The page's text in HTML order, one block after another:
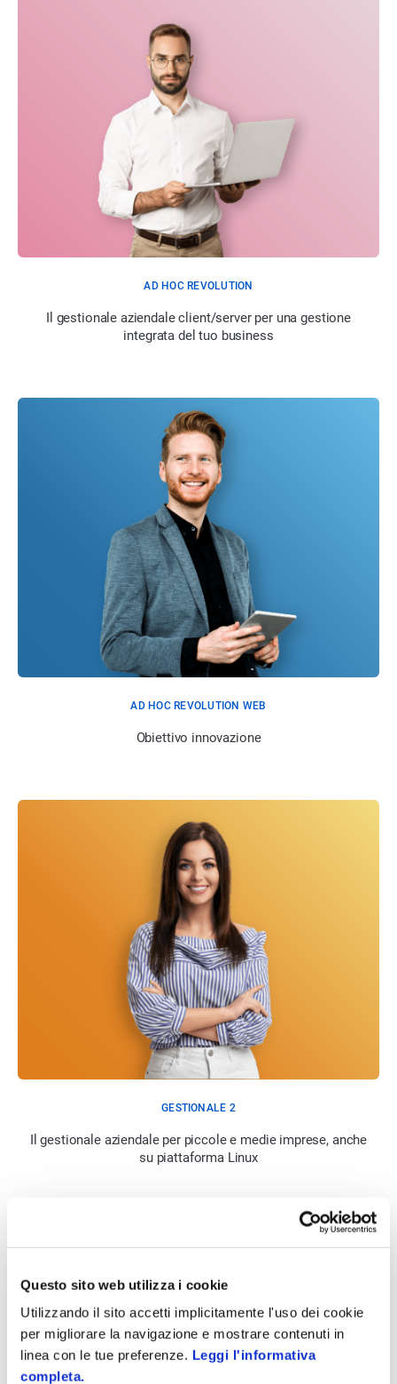
Questo sito web utilizza i cookie
Utilizzando il sito accetti implicitamente l'uso dei cookie
per migliorare la navigazione e mostrare contenuti in
linea con le tue preferenze. Leggi l'informativa
completa.
AD HOC REVOLUTION
Il gestionale aziendale client/server per una gestione
integrata del tuo business
AD HOC REVOLUTION WEB
Obiettivo innovazione
GESTIONALE 2
Il gestionale aziendale per piccole e medie imprese, anche
su piattaforma Linux